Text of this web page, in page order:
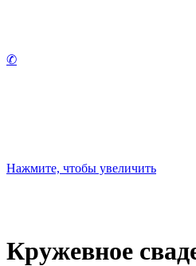
✆
Нажмите, чтобы увеличить
Кружевное